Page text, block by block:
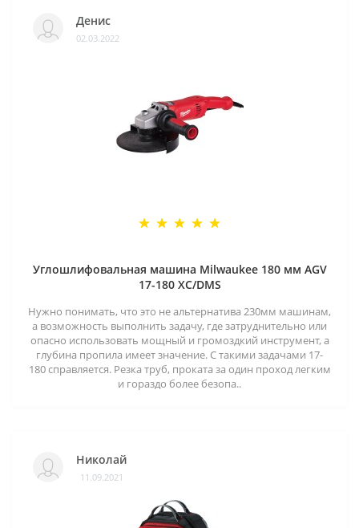
Денис
02.03.2022
Углошлифовальная машина Milwaukee 180 мм AGV
17-180 XC/DMS
Нужно понимать, что это не альтернатива 230мм машинам,
а возможность выполнить задачу, где затруднительно или
опасно использовать мощный и громоздкий инструмент, а
глубина пропила имеет значение. С такими задачами 17-
180 справляется. Резка труб, проката за один проход легким
и гораздо более безопа..
Николай
11.09.2021